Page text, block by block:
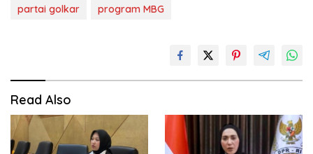
partai golkar
program MBG
Read Also